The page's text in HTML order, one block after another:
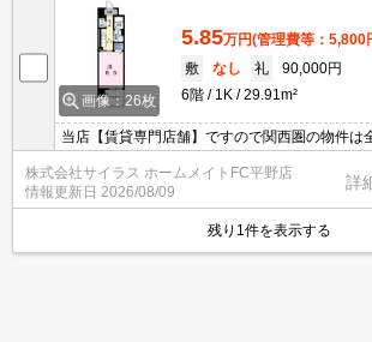
画像：26枚
5.85万円(管理費等：5,800
敷
なし 礼
90,000円
6階
1K 29.91m²
当店【賃貸専門店舗】ですので関西圏の物件は
い！どこにある物件でも当店までお気軽にお問
せ♪初期費用がご心配な方はクレジット決済が
お部屋探し頂けます。
株式会社サイラス ホームメイトFC平野店
情報更新日 2026/08/09
詳
残り1件を表示する